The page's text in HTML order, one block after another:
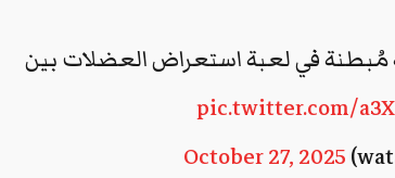
في لعبة استعراض العضلات بين
pic.twitter.com/
October 27, 2025